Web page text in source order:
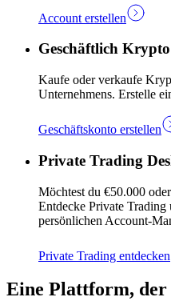
Account erstellen
Geschäftlich
Kaufe oder verkaufe
Unternehmens. Erstelle
Geschäftskonto erstellen
Private Trading
Möchtest du €50.000
Entdecke Private Trading
persönlichen Account-
Private Trading entdecken
Eine Plattform,